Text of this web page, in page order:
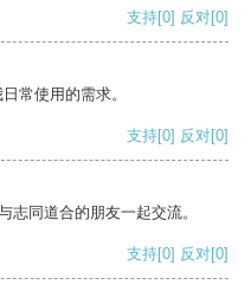
支持[0] 反对[0]
常使用的需求。
支持[0] 反对[0]
志同道合的朋友一起交流。
支持[0] 反对[0]